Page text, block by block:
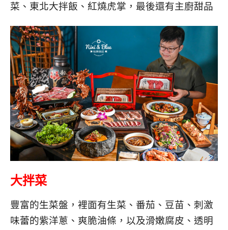
菜、東北大拌飯、紅燒虎掌，最後還有主廚甜品
大拌菜
豐富的生菜盤，裡面有生菜、番茄、豆苗、刺激
味蕾的紫洋蔥、爽脆油條，以及滑嫩腐皮、透明